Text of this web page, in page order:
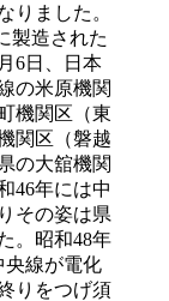
りました。
製造された
6日、日本
の米原機関
機関区（東
関区（磐越
の大舘機関
46年には中
その姿は県
。昭和48年
央線が電化
りをつげ須